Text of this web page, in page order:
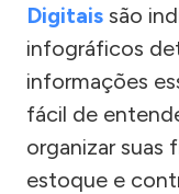
Digitais são
infográficos
informações
fácil de
organizar suas
estoque e